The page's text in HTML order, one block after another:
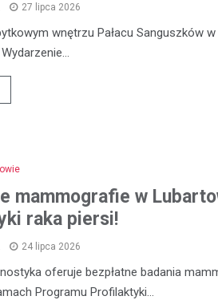
27 lipca 2026
wnętrzu Pałacu Sanguszków
mammografie w
raka piersi!
24 lipca 2026
oferuje bezpłatne badania
Programu Profilaktyki…